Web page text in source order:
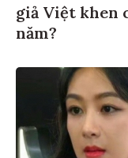
giả Việt khen
năm?